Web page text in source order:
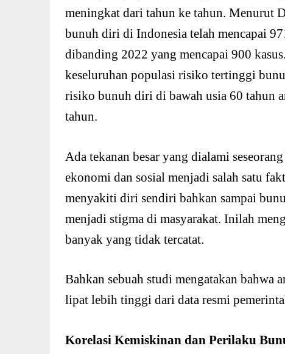
meningkat dari tahun ke tahun. Menurut
bunuh diri di Indonesia telah mencapai
dibanding 2022 yang mencapai 900
keseluruhan populasi risiko tertinggi
risiko bunuh diri di bawah usia 60 tahun
tahun.
Ada tekanan besar yang dialami
ekonomi dan sosial menjadi salah satu
menyakiti diri sendiri bahkan sampai
menjadi stigma di masyarakat. Inilah
banyak yang tidak tercatat.
Bahkan sebuah studi mengatakan
lipat lebih tinggi dari data resmi
Korelasi Kemiskinan dan Perilaku